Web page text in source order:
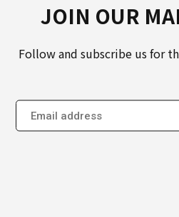
JOIN OUR
Follow and subscribe us for